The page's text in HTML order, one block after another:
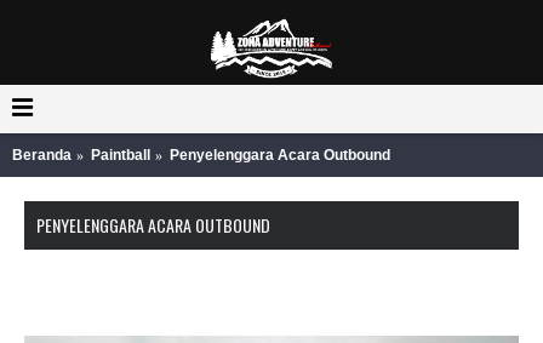
Beranda Paintball Penyelenggara Acara Outbound
PENYELENGGARA ACARA OUTBOUND